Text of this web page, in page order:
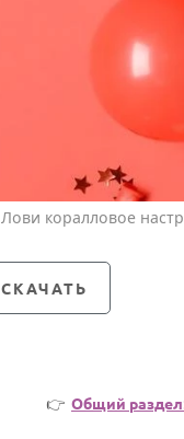
Лови коралловое
СКАЧАТЬ
👉 Общий раздел